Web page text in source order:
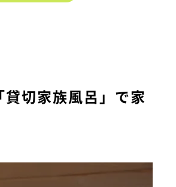
切家族風呂」で家